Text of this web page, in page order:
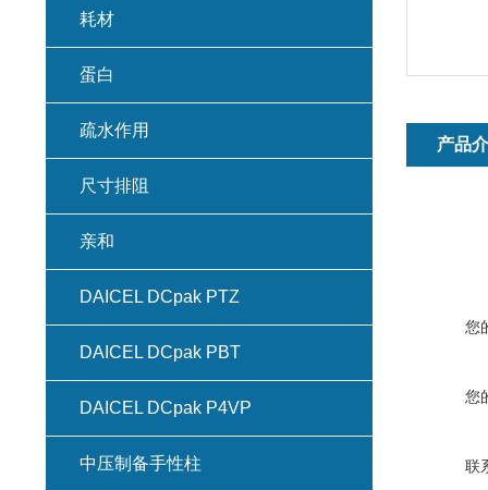
产品
您
您
联
耗材
蛋白
疏水作用
尺寸排阻
亲和
DAICEL DCpak PTZ
DAICEL DCpak PBT
DAICEL DCpak P4VP
中压制备手性柱